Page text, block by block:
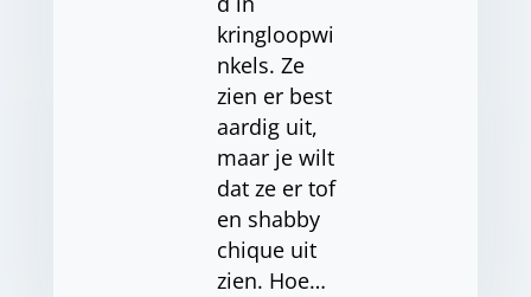
kringloopwi
nkels. Ze
zien er best
aardig uit,
maar je wilt
dat ze er tof
en shabby
chique uit
zien. Hoe…